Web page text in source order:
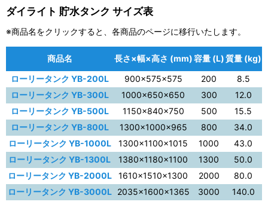
ダイライト 貯水タンク サイズ表
※商品名をクリックすると、各商品のページに移行いたします。
商品名 長さ×幅×高さ (mm)容量 (L)質量 (kg)
ローリータンク YB-200L
900×575×575 200
8.5
ローリータンク YB-300L
1000×650×650 300
12.0
ローリータンク YB-500L
1150×840×750 500
15.5
ローリータンク YB-800L
1300×1000×965 800
34.0
ローリータンク YB-1000L
1300×1100×1015 1000
43.0
ローリータンク YB-1300L
1380×1180×1100 1300
50.0
ローリータンク YB-2000L
1610×1510×1300 2000
80.0
ローリータンク YB-3000L
2035×1600×1365 3000 140.0